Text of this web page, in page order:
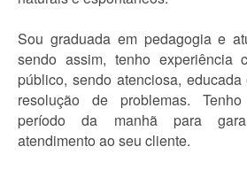
Sou graduada em pedagogia e
sendo assim, tenho experiência
público, sendo atenciosa,
resolução de problemas.
período da manhã para
atendimento ao seu cliente.